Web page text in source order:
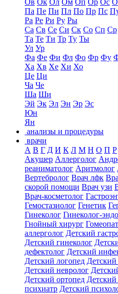
Ов Ок Ол Ом Оп Ор Ос
Па Пе Пи Пл По Пр Пс
Ра Ре Ри Ру Ры
Са Св Се Си Ск Со Сп Ср
Та Те Ти Тр Ту Ты
Ул Ур
Фа Фе Фи Фл Фо Фр Фу
Ха Хв Хе Хи Хо
Це Ци
Ча Че
Ша Ши
Эй Эк Эл Эн Эр Эс
Юн
Ян
анализы и процедуры
врачи
А В Г Д И К Л М Н О П Р
Акушер Аллерголог
реаниматолог Аритмолог
Вертебролог Врач лфк
скорой помощи Врач узи
Врач-косметолог
Гемостазиолог Генетик
Гинеколог Гинеколог-
Гнойный хирург Гомеопат
аллерголог Детский
Детский гинеколог
дефектолог Детский
Детский логопед Детский
Детский невролог
Детский ортопед
психиатр Детский